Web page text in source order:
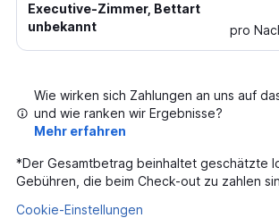
Executive-Zimmer, Bettart
unbekannt
pro
Wie wirken sich Zahlungen an uns auf
und wie ranken wir Ergebnisse?
Mehr erfahren
*Der Gesamtbetrag beinhaltet geschätzte
Gebühren, die beim Check-out zu zahlen
Cookie-Einstellungen